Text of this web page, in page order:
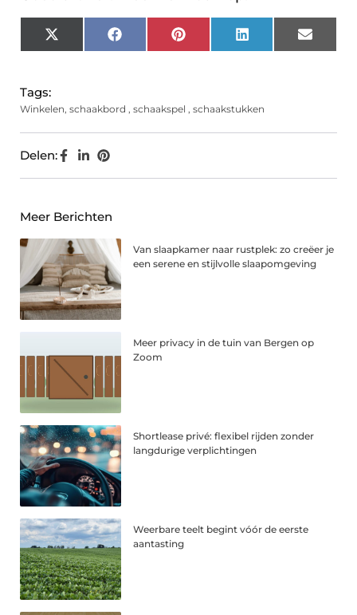
X
(Twitter)
FacebookPinterest LinkedIn Email
Tags:
Winkelen, schaakbord , schaakspel , schaakstukken
Delen:
Meer Berichten
Van slaapkamer naar rustplek: zo creëer je
een serene en stijlvolle slaapomgeving
Meer privacy in de tuin van Bergen op
Zoom
Shortlease privé: flexibel rijden zonder
langdurige verplichtingen
Weerbare teelt begint vóór de eerste
aantasting